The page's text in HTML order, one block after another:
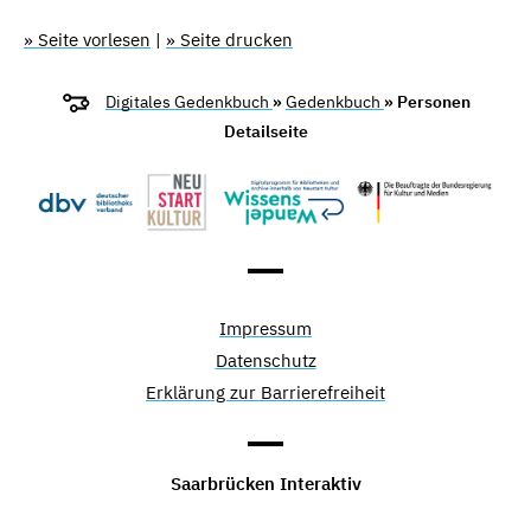
» Seite vorlesen | » Seite drucken
Digitales Gedenkbuch »Gedenkbuch » Personen
Detailseite
Impressum
Datenschutz
Erklärung zur Barrierefreiheit
Saarbrücken Interaktiv